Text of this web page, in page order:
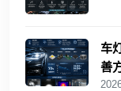
车
善